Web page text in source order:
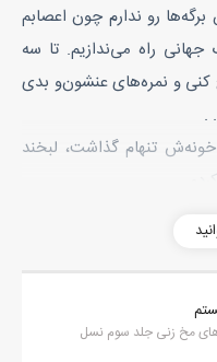
رو ندارم چون اعصابم
راه می‌ندازیم. تا سه
و نمره‌های عنشون‌و بدی
.
تنهام گذاشت، لبخند
ولی من باید خیلی خیلی
ولی انگار من براشون
مخ زنی جلد سوم نسل